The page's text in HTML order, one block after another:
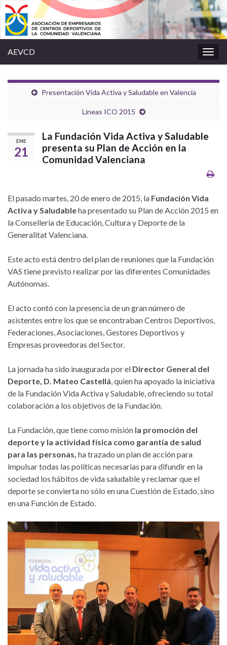
la
AEVCD
Presentación Vida Activa y Saludable en Valencia
Lineas ICO 2015
ENE
21
La Fundación Vida Activa y Saludable
presenta su Plan de Acción en la
Comunidad Valenciana
El pasado martes, 20 de enero de 2015, la Fundación Vida
Activa y Saludableha presentado su Plan de Acción 2015 en
la Conselleria de Educación, Cultura y Deporte de la
Generalitat Valenciana.
Este acto está dentro del plan de reuniones que la Fundación
VAS tiene previsto realizar por las diferentes Comunidades
Autónomas.
El acto contó con la presencia de un gran número de
asistentes entre los que se encontraban Centros Deportivos,
Federaciones, Asociaciones, Gestores Deportivos y
Empresas proveedoras del Sector.
La jornada ha sido inaugurada por el Director General del
Deporte, D. Mateo Castellá , quien ha apoyado la iniciativa
de la Fundación Vida Activa y Saludable, ofreciendo su total
colaboración a los objetivos de la Fundación.
La Fundación, que tiene como misión la promoción del
deporte y la actividad física como garantía de salud
para las personas, ha trazado un plan de acción para
impulsar todas las políticas necesarias para difundir en la
sociedad los hábitos de vida saludable y reclamar que el
deporte se convierta no sólo en una Cuestión de Estado, sino
en una Función de Estado.